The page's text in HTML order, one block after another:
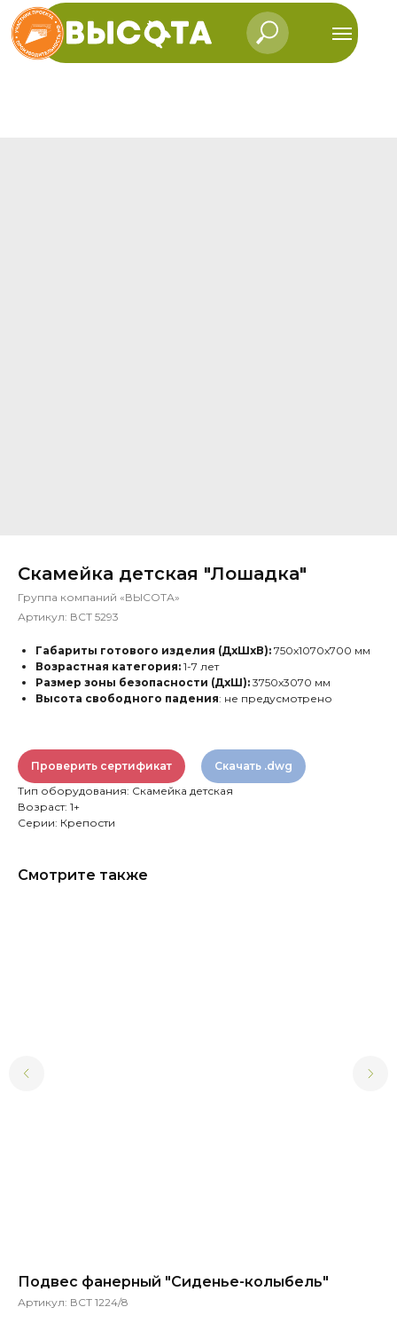
Скамейка детская "Лошадка"
Группа компаний «ВЫСОТА»
Артикул: ВСТ 5293
Габариты готового изделия (ДхШхВ): 750х1070х700 мм
Возрастная категория: 1-7 лет
Размер зоны безопасности (ДхШ): 3750х3070 мм
Высота свободного падения: не предусмотрено
Проверить сертификат
Скачать .dwg
Тип оборудования: Скамейка детская
Возраст: 1+
Серии: Крепости
Смотрите также
Подвес фанерный "Сиденье-колыбель"
Артикул: ВСТ 1224/8